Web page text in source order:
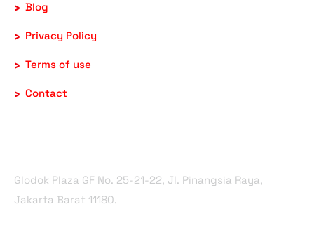
Blog
Privacy Policy
Terms of use
Contact
Glodok Plaza GF No. 25-21-22, Jl. Pinangsia Raya,
Jakarta Barat 11180.